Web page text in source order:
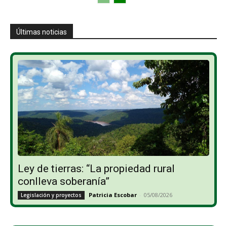
Últimas noticias
Ley de tierras: “La propiedad rural
conlleva soberanía”
Legislación y proyectos Patricia Escobar - 05/08/2026